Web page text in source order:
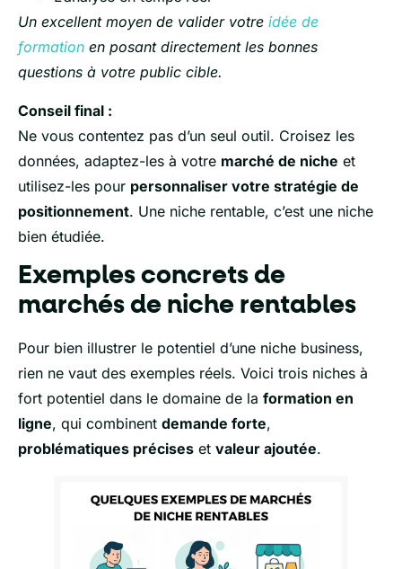
Un excellent moyen de valider votre idée de
formation en posant directement les bonnes
questions à votre public cible.
Conseil final :
Ne vous contentez pas d’un seul outil. Croisez les
données, adaptez-les à votre marché de niche et
utilisez-les pour personnaliser votre stratégie de
positionnement. Une niche rentable, c’est une niche
bien étudiée.
Exemples concrets de
marchés de niche rentables
Pour bien illustrer le potentiel d’une niche business,
rien ne vaut des exemples réels. Voici trois niches à
fort potentiel dans le domaine de la formation en
ligne, qui combinent demande forte,
problématiques précises et valeur ajoutée.